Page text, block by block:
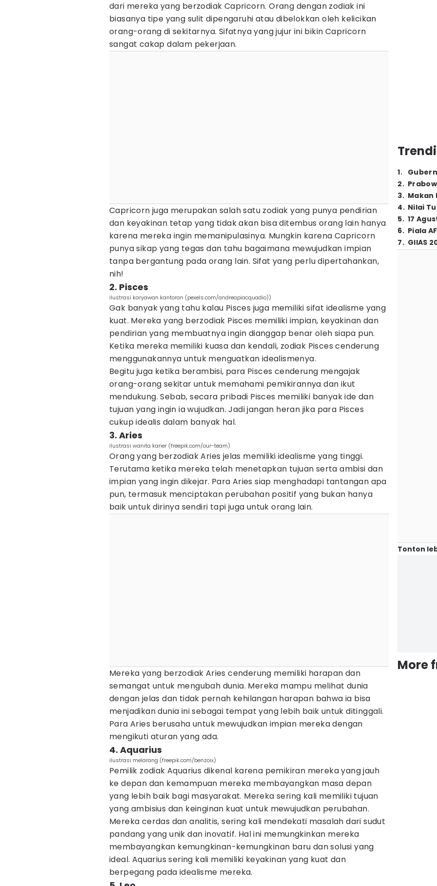
dari mereka yang berzodiak Capricorn. Orang dengan zodiak ini
biasanya tipe yang sulit dipengaruhi atau dibelokkan oleh kelicikan
orang-orang di sekitarnya. Sifatnya yang jujur ini bikin Capricorn
sangat cakap dalam pekerjaan.
Capricorn juga merupakan salah satu zodiak yang punya pendirian
dan keyakinan tetap yang tidak akan bisa ditembus orang lain hanya
karena mereka ingin memanipulasinya. Mungkin karena Capricorn
punya sikap yang tegas dan tahu bagaimana mewujudkan impian
tanpa bergantung pada orang lain. Sifat yang perlu dipertahankan,
nih!
2. Pisces
ilustrasi karyawan kantoran (pexels.com/andreapiacquadio))
Gak banyak yang tahu kalau Pisces juga memiliki sifat idealisme yang
kuat. Mereka yang berzodiak Pisces memiliki impian, keyakinan dan
pendirian yang membuatnya ingin dianggap benar oleh siapa pun.
Ketika mereka memiliki kuasa dan kendali, zodiak Pisces cenderung
menggunakannya untuk menguatkan idealismenya.
Begitu juga ketika berambisi, para Pisces cenderung mengajak
orang-orang sekitar untuk memahami pemikirannya dan ikut
mendukung. Sebab, secara pribadi Pisces memiliki banyak ide dan
tujuan yang ingin ia wujudkan. Jadi jangan heran jika para Pisces
cukup idealis dalam banyak hal.
3. Aries
ilustrasi wanita karier (freepik.com/our-team)
Orang yang berzodiak Aries jelas memiliki idealisme yang tinggi.
Terutama ketika mereka telah menetapkan tujuan serta ambisi dan
impian yang ingin dikejar. Para Aries siap menghadapi tantangan apa
pun, termasuk menciptakan perubahan positif yang bukan hanya
baik untuk dirinya sendiri tapi juga untuk orang lain.
Mereka yang berzodiak Aries cenderung memiliki harapan dan
semangat untuk mengubah dunia. Mereka mampu melihat dunia
dengan jelas dan tidak pernah kehilangan harapan bahwa ia bisa
menjadikan dunia ini sebagai tempat yang lebih baik untuk ditinggali.
Para Aries berusaha untuk mewujudkan impian mereka dengan
mengikuti aturan yang ada.
4. Aquarius
ilustrasi melarang (freepik.com/benzoix)
Pemilik zodiak Aquarius dikenal karena pemikiran mereka yang jauh
ke depan dan kemampuan mereka membayangkan masa depan
yang lebih baik bagi masyarakat. Mereka sering kali memiliki tujuan
yang ambisius dan keinginan kuat untuk mewujudkan perubahan.
Mereka cerdas dan analitis, sering kali mendekati masalah dari sudut
pandang yang unik dan inovatif. Hal ini memungkinkan mereka
membayangkan kemungkinan-kemungkinan baru dan solusi yang
ideal. Aquarius sering kali memiliki keyakinan yang kuat dan
berpegang pada idealisme mereka.
1.
2.
3. Makan
4. Nilai
5. 17
6. Piala
7. GIIAS
Tonton
More